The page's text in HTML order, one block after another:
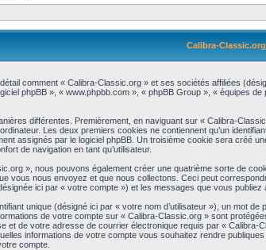
Calibra-
comment « Calibra-Classic.org » et ses sociétés affiliées
phpBB », « www.phpbb.com », « phpBB Group », « équipes
différentes. Premièrement, en naviguant sur « Calibra-
Les deux premiers cookies ne contiennent qu’un
assignés par le logiciel phpBB. Un troisième cookie sera créé
de navigation en tant qu’utilisateur.
», nous pouvons également créer une quatrième sorte de
vous nous envoyez et que nous collectons. Ceci peut
ici par « votre compte ») et les messages que vous
unique (désigné ici par « votre nom d’utilisateur »), un mot
de votre compte sur « Calibra-Classic.org » sont
et de votre adresse de courrier électronique requis par «
informations de votre compte vous souhaitez rendre
compte.